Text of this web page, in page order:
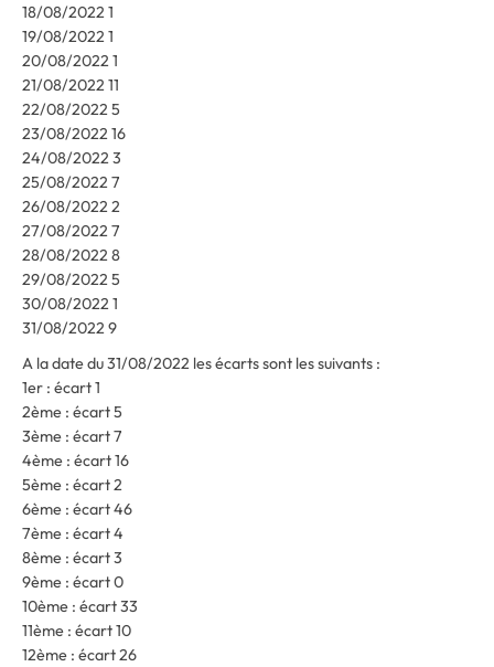
18/08/2022 1
19/08/2022 1
20/08/2022 1
21/08/2022 11
22/08/2022 5
23/08/2022 16
24/08/2022 3
25/08/2022 7
26/08/2022 2
27/08/2022 7
28/08/2022 8
29/08/2022 5
30/08/2022 1
31/08/2022 9
A la date du 31/08/2022 les écarts sont les suivants :
1er : écart 1
2ème : écart 5
3ème : écart 7
4ème : écart 16
5ème : écart 2
6ème : écart 46
7ème : écart 4
8ème : écart 3
9ème : écart 0
10ème : écart 33
11ème : écart 10
12ème : écart 26